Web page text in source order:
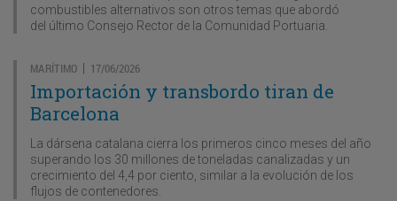
combustibles alternativos son otros temas que abordó
del último Consejo Rector de la Comunidad Portuaria.
MARÍTIMO | 17/06/2026
Importación y transbordo tiran de
Barcelona
La dársena catalana cierra los primeros cinco meses del año
superando los 30 millones de toneladas canalizadas y un
crecimiento del 4,4 por ciento, similar a la evolución de los
flujos de contenedores.